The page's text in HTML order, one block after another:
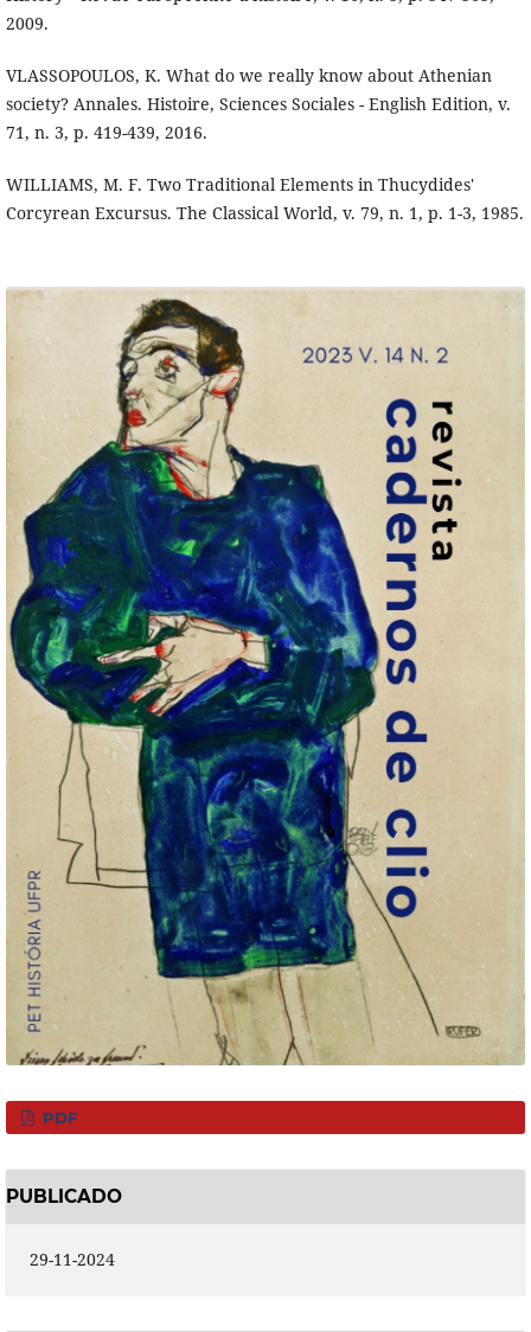
2009.
VLASSOPOULOS, K. What do we really know about Athenian
society? Annales. Histoire, Sciences Sociales - English Edition, v.
71, n. 3, p. 419-439, 2016.
WILLIAMS, M. F. Two Traditional Elements in Thucydides'
Corcyrean Excursus. The Classical World, v. 79, n. 1, p. 1-3, 1985.
PDF
PUBLICADO
29-11-2024